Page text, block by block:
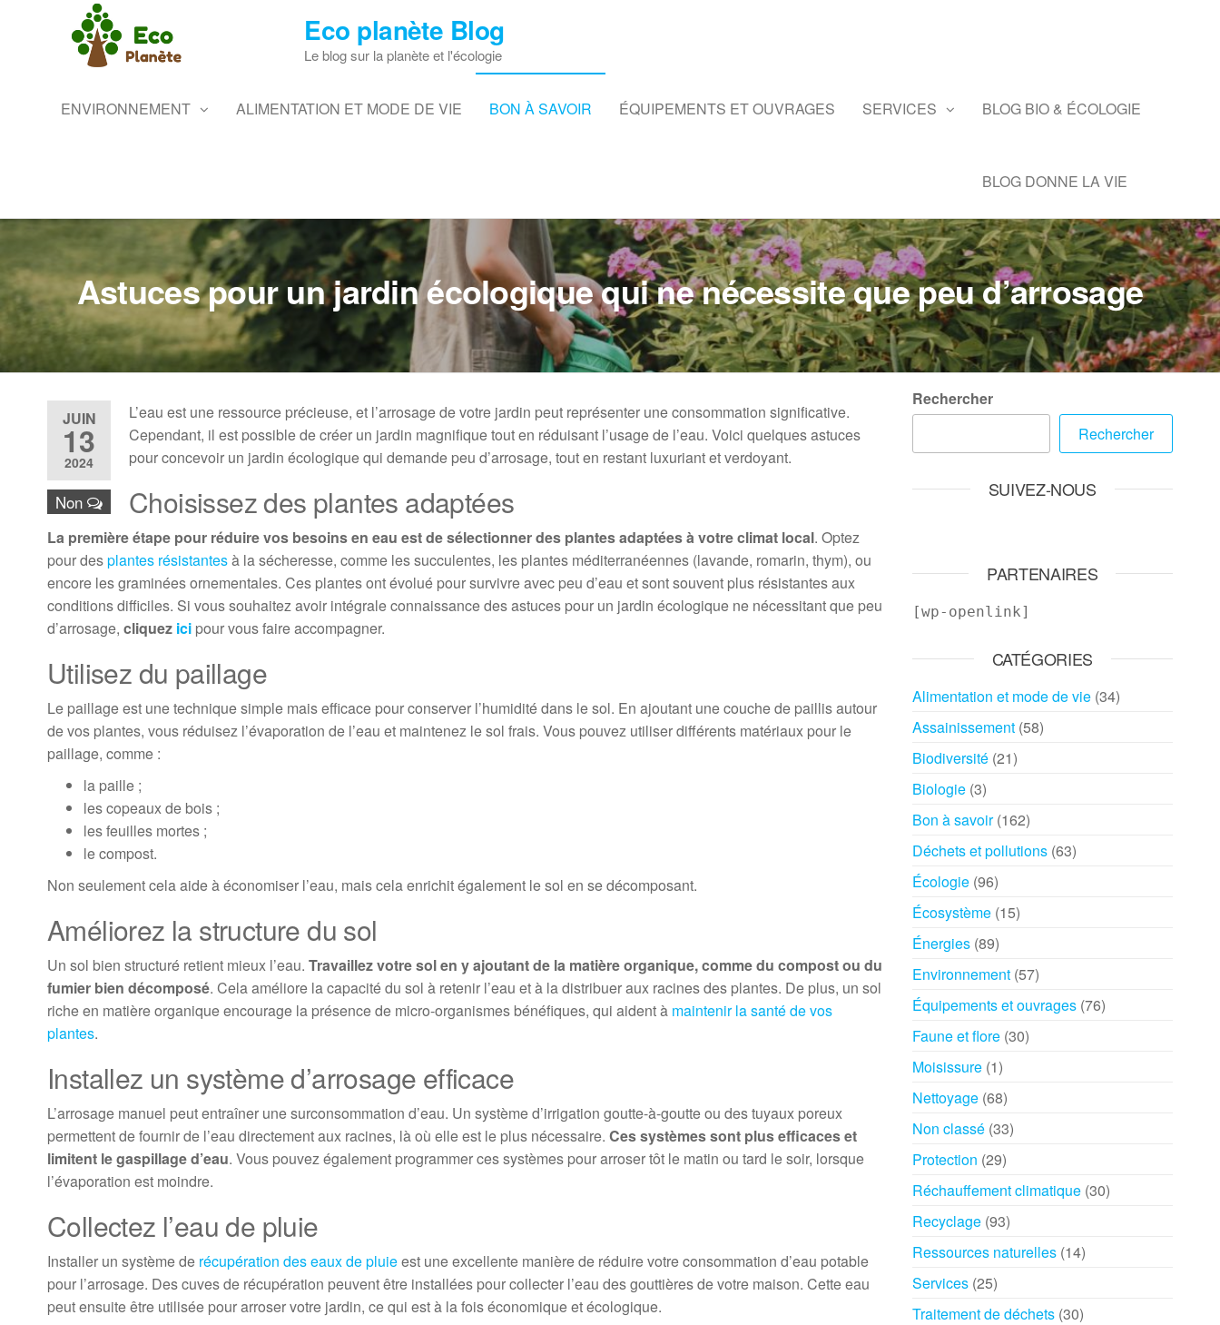
Eco planète Blog
Le blog sur la planète et l'écologie
ENVIRONNEMENT ALIMENTATION ET MODE DE VIE BON À SAVOIR ÉQUIPEMENTS ET OUVRAGES SERVICES BLOG BIO & ÉCOLOGIE
BLOG DONNE LA VIE
Astuces pour un jardin écologique qui ne nécessite que peu d’arrosage
JUIN
13
2024
Non
L’eau est une ressource précieuse, et l’arrosage de votre jardin peut représenter une consommation significative.
Cependant, il est possible de créer un jardin magnifique tout en réduisant l’usage de l’eau. Voici quelques astuces
pour concevoir un jardin écologique qui demande peu d’arrosage, tout en restant luxuriant et verdoyant.
Choisissez des plantes adaptées
La première étape pour réduire vos besoins en eau est de sélectionner des plantes adaptées à votre climat local. Optez
pour desplantes résistantesà la sécheresse, comme les succulentes, les plantes méditerranéennes (lavande, romarin, thym), ou
encore les graminées ornementales. Ces plantes ont évolué pour survivre avec peu d’eau et sont souvent plus résistantes aux
conditions difficiles. Si vous souhaitez avoir intégrale connaissance des astuces pour un jardin écologique ne nécessitant que peu
d’arrosage, cliquez ici pour vous faire accompagner.
Utilisez du paillage
Le paillage est une technique simple mais efficace pour conserver l’humidité dans le sol. En ajoutant une couche de paillis autour
de vos plantes, vous réduisez l’évaporation de l’eau et maintenez le sol frais. Vous pouvez utiliser différents matériaux pour le
paillage, comme :
la paille ;
les copeaux de bois ;
les feuilles mortes ;
le compost.
Non seulement cela aide à économiser l’eau, mais cela enrichit également le sol en se décomposant.
Améliorez la structure du sol
Un sol bien structuré retient mieux l’eau. Travaillez votre sol en y ajoutant de la matière organique, comme du compost ou du
fumier bien décomposé. Cela améliore la capacité du sol à retenir l’eau et à la distribuer aux racines des plantes. De plus, un sol
riche en matière organique encourage la présence de micro-organismes bénéfiques, qui aident à maintenir la santé de vos
plantes.
Installez un système d’arrosage efficace
L’arrosage manuel peut entraîner une surconsommation d’eau. Un système d’irrigation goutte-à-goutte ou des tuyaux poreux
permettent de fournir de l’eau directement aux racines, là où elle est le plus nécessaire. Ces systèmes sont plus efficaces et
limitent le gaspillage d’eau. Vous pouvez également programmer ces systèmes pour arroser tôt le matin ou tard le soir, lorsque
l’évaporation est moindre.
Collectez l’eau de pluie
Installer un système de récupération des eaux de pluieest une excellente manière de réduire votre consommation d’eau potable
pour l’arrosage. Des cuves de récupération peuvent être installées pour collecter l’eau des gouttières de votre maison. Cette eau
peut ensuite être utilisée pour arroser votre jardin, ce qui est à la fois économique et écologique.
Rechercher
Rechercher
SUIVEZ-NOUS
PARTENAIRES
[wp-openlink]
CATÉGORIES
Alimentation et mode de vie(34)
Assainissement(58)
Biodiversité(21)
Biologie(3)
Bon à savoir(162)
Déchets et pollutions(63)
Écologie(96)
Écosystème(15)
Énergies(89)
Environnement(57)
Équipements et ouvrages(76)
Faune et flore(30)
Moisissure(1)
Nettoyage(68)
Non classé(33)
Protection (29)
Réchauffement climatique(30)
Recyclage(93)
Ressources naturelles(14)
Services(25)
Traitement de déchets(30)